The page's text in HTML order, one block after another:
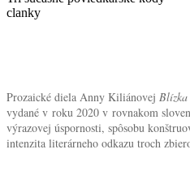
clanky
Prozaické diela Anny Kiliánovej Blízka
vydané v roku 2020 v rovnakom
výrazovej úspornosti, spôsobu
intenzita literárneho odkazu troch